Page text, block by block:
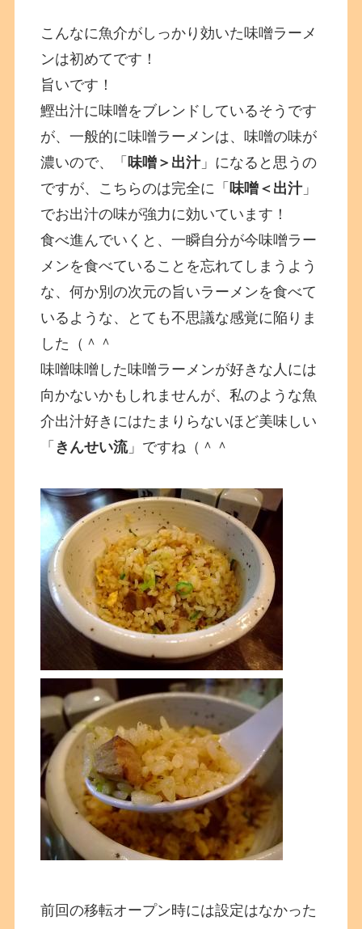
こんなに魚介がしっかり効いた味噌ラーメ
ンは初めてです！
旨いです！
鰹出汁に味噌をブレンドしているそうです
が、一般的に味噌ラーメンは、味噌の味が
濃いので、「 味噌＞出汁」になると思うの
ですが、こちらのは完全に「 味噌＜出汁」
でお出汁の味が強力に効いています！
食べ進んでいくと、一瞬自分が今味噌ラー
メンを食べていることを忘れてしまうよう
な、何か別の次元の旨いラーメンを食べて
いるような、とても不思議な感覚に陥りま
した（＾＾
味噌味噌した味噌ラーメンが好きな人には
向かないかもしれませんが、私のような魚
介出汁好きにはたまりらないほど美味しい
「 きんせい流」ですね（＾＾
前回の移転オープン時には設定はなかった